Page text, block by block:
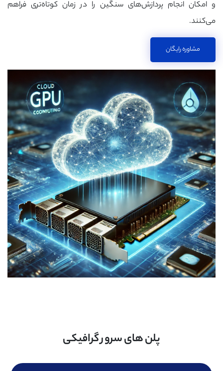
و امکان انجام پردازش‌های سنگین را در زمان کوتاه‌تری فراهم
می‌کنند.
مشاوره رایگان
پلن های سرور گرافیکی